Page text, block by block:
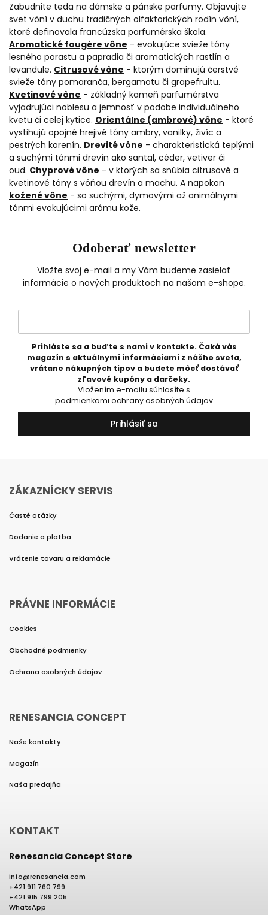
Zabudnite teda na dámske a pánske parfumy. Objavujte
svet vôní v duchu tradičných olfaktorických rodín vôní,
ktoré definovala francúzska parfumérska škola.
Aromatické fougère vône - evokujúce svieže tóny
lesného porastu a papradia či aromatických rastlín a
levandule. Citrusové vône - ktorým dominujú čerstvé
svieže tóny pomaranča, bergamotu či grapefruitu.
Kvetinové vône - základný kameň parfumérstva
vyjadrujúci noblesu a jemnosť v podobe individuálneho
kvetu či celej kytice. Orientálne (ambrové) vône - ktoré
vystihujú opojné hrejivé tóny ambry, vanilky, živíc a
pestrých korenín. Drevité vône - charakteristická teplými
a suchými tónmi drevín ako santal, céder, vetiver či
oud. Chyprové vône - v ktorých sa snúbia citrusové a
kvetinové tóny s vôňou drevín a machu. A napokon
kožené vône - so suchými, dymovými až animálnymi
tónmi evokujúcimi arómu kože.
Odoberať newsletter
Vložte svoj e-mail a my Vám budeme zasielať
informácie o nových produktoch na našom e-shope.
Prihláste sa a buďte s nami v kontakte. Čaká vás
magazín s aktuálnymi informáciami z nášho sveta,
vrátane nákupných tipov a budete môcť dostávať
zľavové kupóny a darčeky.
podmienkami ochrany osobných údajov
Prihlásiť sa
ZÁKAZNÍCKY SERVIS
Časté otázky
Dodanie a platba
Vrátenie tovaru a reklamácie
PRÁVNE INFORMÁCIE
Cookies
Obchodné podmienky
Ochrana osobných údajov
RENESANCIA CONCEPT
Naše kontakty
Magazín
Naša predajňa
KONTAKT
Renesancia Concept Store
info@renesancia.com
+421 911 760 799
+421 915 799 205
WhatsApp